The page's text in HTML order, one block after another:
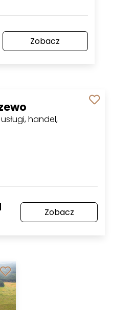
Zobacz
handel,
Zobacz